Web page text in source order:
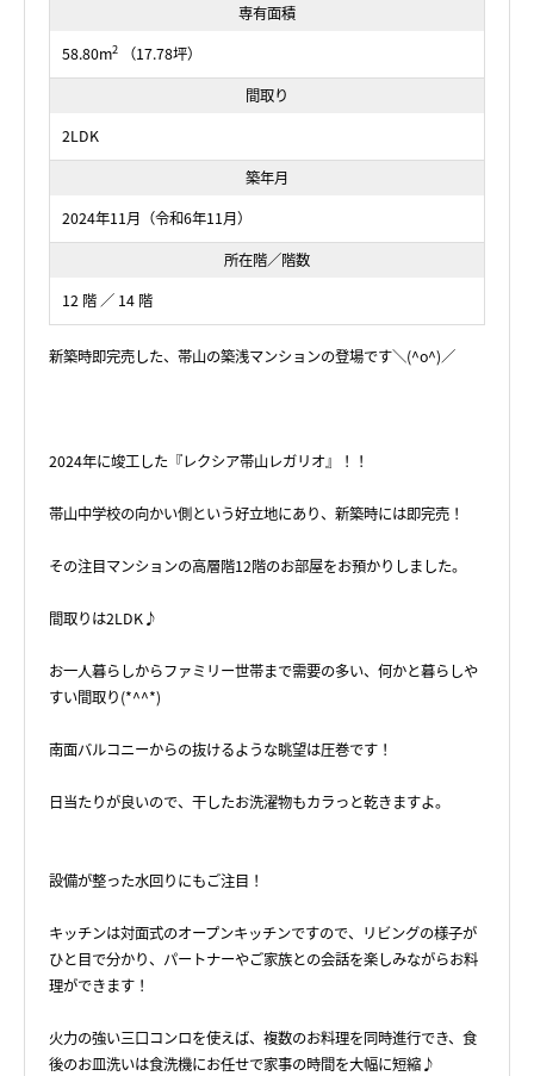
専有面積
58.80m2
（17.78坪）
間取り
2LDK
築年月
2024年11月（令和6年11月）
所在階／階数
12 階 ／ 14 階
新築時即完売した、帯山の築浅マンションの登場です＼(^o^)／
2024年に竣工した『レクシア帯山レガリオ』！！
帯山中学校の向かい側という好立地にあり、新築時には即完売！
その注目マンションの高層階12階のお部屋をお預かりしました。
間取りは2LDK♪
お一人暮らしからファミリー世帯まで需要の多い、何かと暮らしや
すい間取り(*^^*)
南面バルコニーからの抜けるような眺望は圧巻です！
日当たりが良いので、干したお洗濯物もカラっと乾きますよ。
設備が整った水回りにもご注目！
キッチンは対面式のオープンキッチンですので、リビングの様子が
ひと目で分かり、パートナーやご家族との会話を楽しみながらお料
理ができます！
火力の強い三口コンロを使えば、複数のお料理を同時進行でき、食
後のお皿洗いは食洗機にお任せで家事の時間を大幅に短縮♪